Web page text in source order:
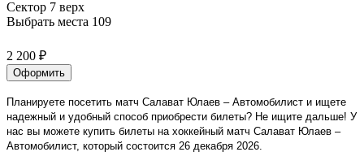
Сектор 7 верх
Выбрать места 109
2 200 ₽
Оформить
Планируете посетить матч Салават Юлаев – Автомобилист и ищете
надежный и удобный способ приобрести билеты? Не ищите дальше! У
нас вы можете купить билеты на хоккейный матч Салават Юлаев –
Автомобилист, который состоится 26 декабря 2026.